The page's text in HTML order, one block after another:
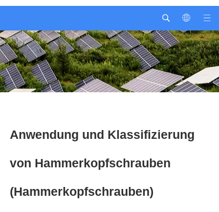
Anwendung und Klassifizierung
von Hammerkopfschrauben
(Hammerkopfschrauben)